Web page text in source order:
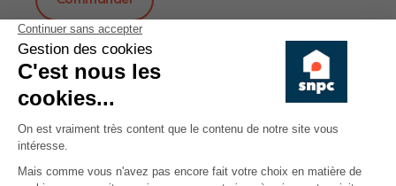
Share on
3420
Avez-vous trouvé cet article
intéressant ?